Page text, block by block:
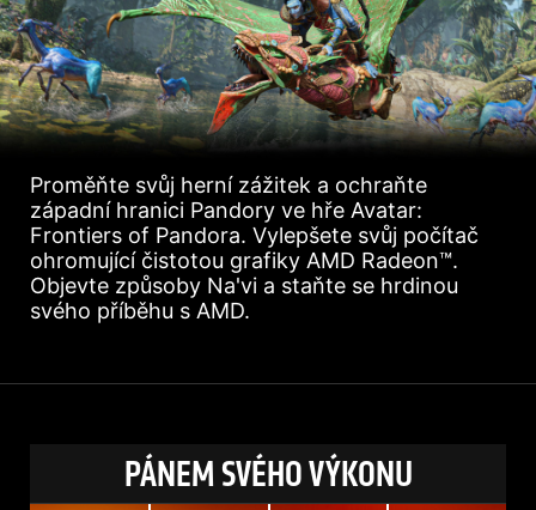
Proměňte svůj herní zážitek a ochraňte
západní hranici Pandory ve hře Avatar:
Frontiers of Pandora. Vylepšete svůj počítač
ohromující čistotou grafiky AMD Radeon™.
Objevte způsoby Na'vi a staňte se hrdinou
svého příběhu s AMD.
PÁNEM SVÉHO VÝKONU